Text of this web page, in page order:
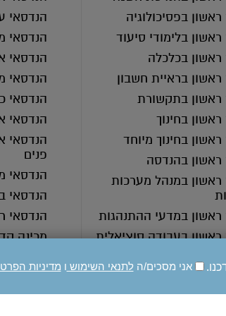
בפסיכולוגיה
בלימודי סיעוד
ראשון בכלכלה
ראשון בראיית חשבון
ראשון בתקשורת
בחינוך
בחינוך מיוחד
ראשון בהנדסה
ראשון במנהל מערכות
ראשון במדעי ההתנהגות
ראשון בעבודה סוציאלית
בסיעוד
הנדסאי
הנדסאי
הנדסאי
הנדסאי
הנדסאי
הנדסאי
הנדסאי
פנים
הנדסאי
הנדסאי
הנדסאי
מכינה
אני מסכים/הלתנאי השימוש ו מדיניות